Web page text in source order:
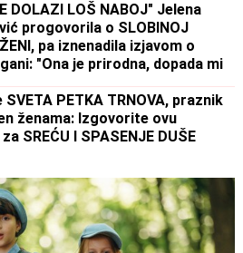
DOLAZI LOŠ NABOJ" Jelena
progovorila o SLOBINOJ
pa iznenadila izjavom o
"Ona je prirodna, dopada mi
PETKA TRNOVA, praznik
ženama: Izgovorite ovu
SREĆU I SPASENJE DUŠE